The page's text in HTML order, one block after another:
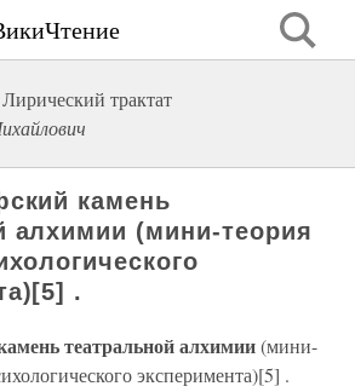
трактат
камень
алхимии (мини-теория
.
театральной алхимии(мини-
эксперимента)[5] .